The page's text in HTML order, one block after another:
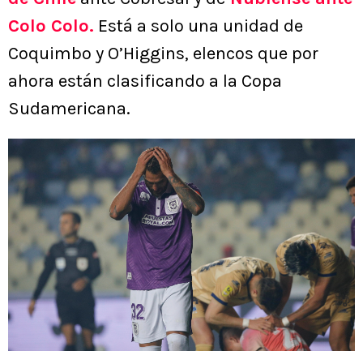
Colo Colo. Está a solo una unidad de
Coquimbo y O’Higgins, elencos que por
ahora están clasificando a la Copa
Sudamericana.